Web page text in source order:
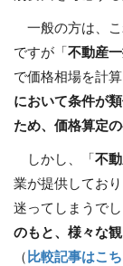
一般の方は、
ですが「 不動産
で価格相場を計
において条件が
ため、価格算定
しかし、「 不
業が提供してお
迷ってしまうで
のもと、様々な
（ 比較記事はこ